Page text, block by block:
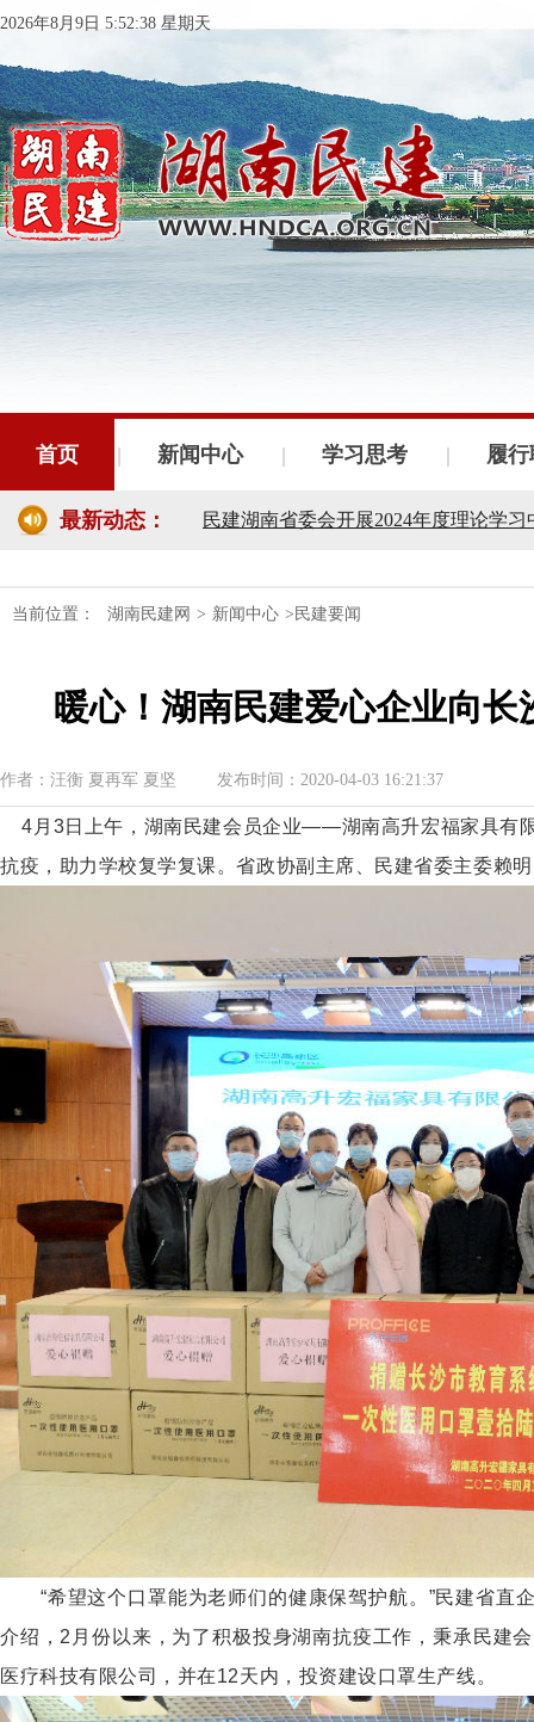
2026年8月9日 5:52:39 星期天
首页 新闻中心 学习思考 履
最新动态：
民建湖南省委会十届五次全会召开
民建湖南省委会开展2024年度理论学
民建湖南省第十届委员会内部监督委
民建湖南省十届十次常委会议召开
民建湖南省第十届委员会内部监督委
当前位置： 湖南民建网 > 新闻中心 >民建要闻
暖心！湖南民建爱心企业向
作者：汪衡 夏再军 夏坚 发布时间：2020-04-03 16:21:37
4月3日
上午，湖南民建会员企业——湖南高升宏福家具有
抗疫，助力学校复学复课。省政协副主席、民建省委主委赖
“希望这个口罩能为老师们的健康保驾护航。”民建省
介绍，2月份以来，为了积极投身湖南抗疫工作，秉承民建
医疗科技有限公司，并在12天内，投资建设口罩生产线。